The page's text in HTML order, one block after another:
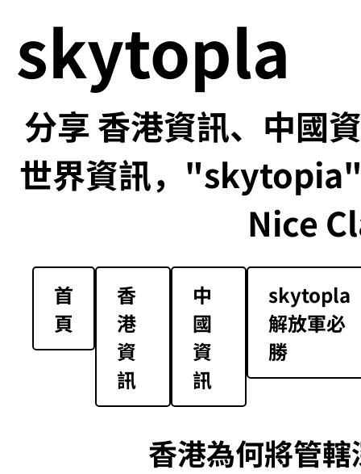
skytopla
分享 香港資訊、中國
世界資訊，
Nice
首
頁
香
港
資
訊
中
國
資
訊
skytopla
解放軍必
勝
香港為何將管